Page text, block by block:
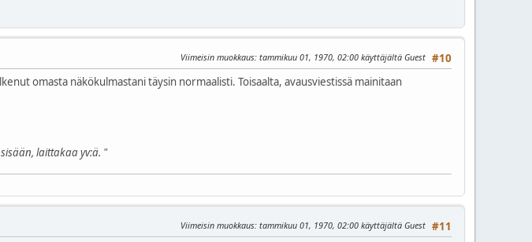
#10
Viimeisin muokkaus: tammikuu 01, 1970, 02:00 käyttäjältä Guest
omasta näkökulmastani täysin normaalisti. Toisaalta, avausviestissä mainitaan
laittakaa yv:ä. "
#11
Viimeisin muokkaus: tammikuu 01, 1970, 02:00 käyttäjältä Guest